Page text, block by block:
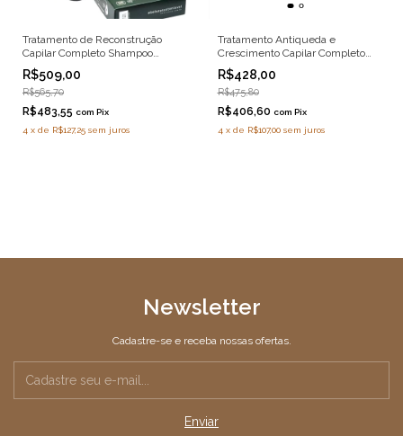
Tratamento de Reconstrução
Capilar Completo Shampoo
Máscara Condicionador e Óleo
R$509,00
R$565,70
R$483,55 com Pix
4 x de R$127,25 sem juros
Tratamento Antiqueda e
Crescimento Capilar Completo
com Shampoo Máscara Óleo e
Leave-In
R$428,00
R$475,80
R$406,60 com Pix
4 x de R$107,00 sem juros
Newsletter
Cadastre-se e receba nossas ofertas.